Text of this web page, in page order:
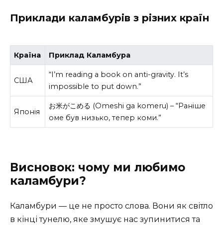
Приклади каламбурів з різних країн
Країна Приклад Каламбура
США
“I’m reading a book on anti-gravity. It’s
impossible to put down.”
Японія
お米がこめる (Omeshi ga komeru) – “Раніше
оме був низько, тепер коми.”
Висновок: чому ми любимо
каламбури?
Каламбури — це не просто слова. Вони як світло
в кінці тунелю, яке змушує нас зупинитися та